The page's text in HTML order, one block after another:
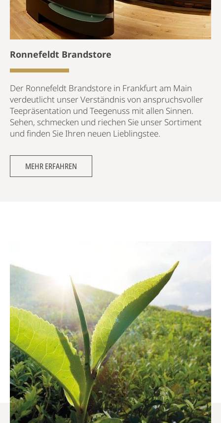
Ronnefeldt Brandstore
Der Ronnefeldt Brandstore in Frankfurt am Main
verdeutlicht unser Verständnis von anspruchsvoller
Teepräsentation und Teegenuss mit allen Sinnen.
Sehen, schmecken und riechen Sie unser Sortiment
und finden Sie Ihren neuen Lieblingstee.
MEHR ERFAHREN